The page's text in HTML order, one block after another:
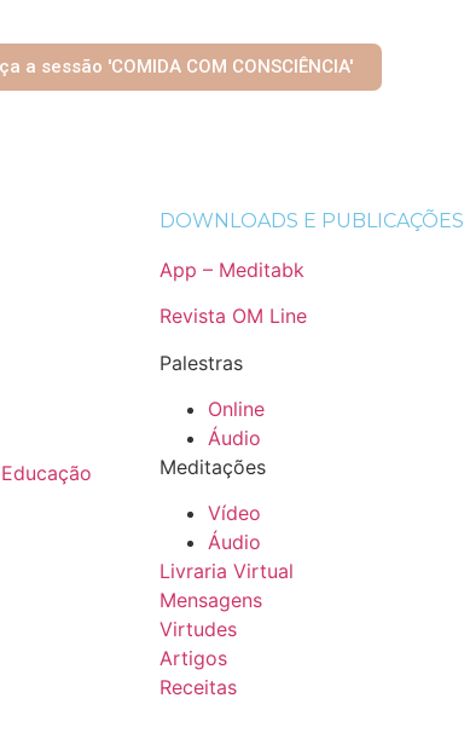
a sessão 'COMIDA COM CONSCIÊNCIA'
DOWNLOADS E PUBLICAÇÕES
App – Meditabk
Revista OM Line
Palestras
Online
Áudio
Meditações
Vídeo
Áudio
Livraria Virtual
Mensagens
Virtudes
Artigos
Receitas